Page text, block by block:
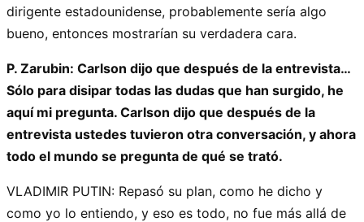
dirigente estadounidense, probablemente sería algo
bueno, entonces mostrarían su verdadera cara.
P. Zarubin: Carlson dijo que después de la entrevista…
Sólo para disipar todas las dudas que han surgido, he
aquí mi pregunta. Carlson dijo que después de la
entrevista ustedes tuvieron otra conversación, y ahora
todo el mundo se pregunta de qué se trató.
VLADIMIR PUTIN: Repasó su plan, como he dicho y
como yo lo entiendo, y eso es todo, no fue más allá de